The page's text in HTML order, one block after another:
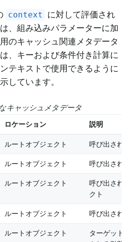
context
に対して評価され
、組み込みパラメーターに加
のキャッシュ関連メタデータ
、キーおよび条件付き計算に
テキストで使用できるように
しています。
キャッシュメタデータ
ロケーション 説明
ルートオブジェクト 呼び出され
ルートオブジェクト 呼び出され
ルートオブジェクト
呼び出され
クト
ルートオブジェクト 呼び出され
ルートオブジェクト
ターゲット